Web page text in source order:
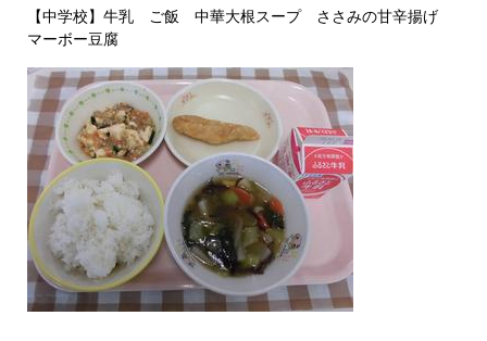
【中学校】牛乳 ご飯 中華大根スープ ささみの甘辛揚げ
マーボー豆腐